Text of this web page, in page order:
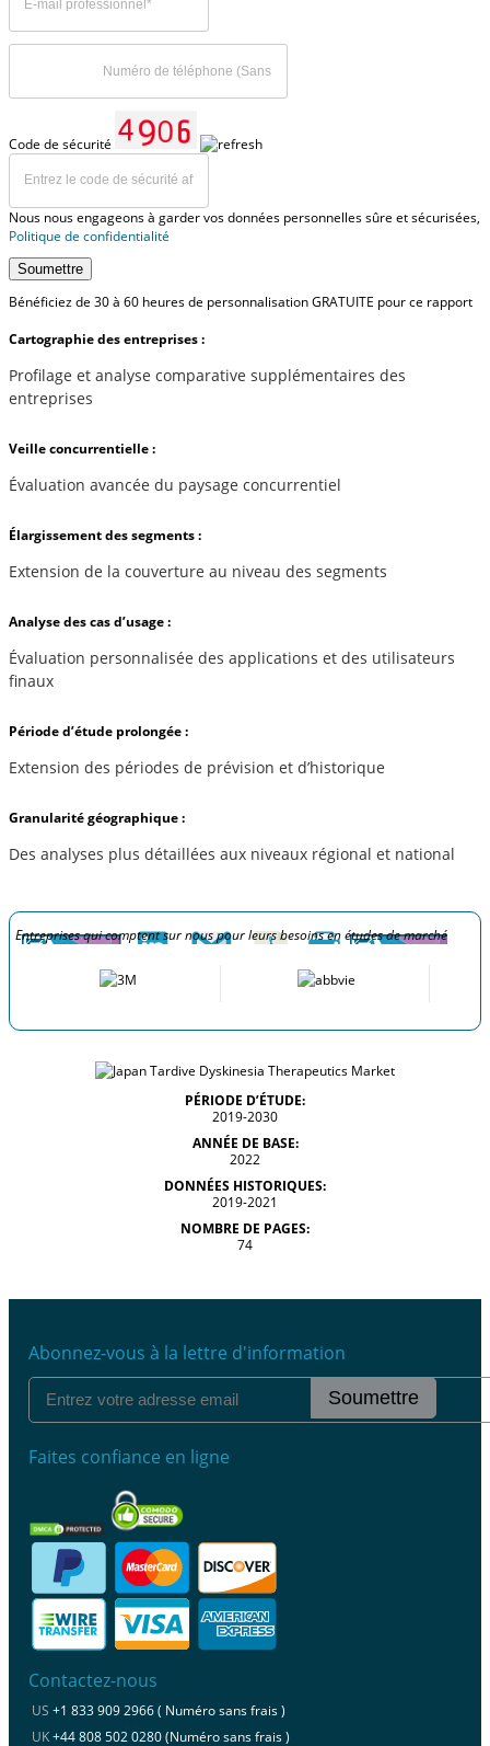
Code de sécurité
Nous nous engageons à garder vos données personnelles sûre et sécurisées,
Politique de confidentialité
Soumettre
Bénéficiez de 30 à 60 heures de personnalisation GRATUITE pour ce rapport
Cartographie des entreprises :
Profilage et analyse comparative supplémentaires des
entreprises
Veille concurrentielle :
Évaluation avancée du paysage concurrentiel
Élargissement des segments :
Extension de la couverture au niveau des segments
Analyse des cas d’usage :
Évaluation personnalisée des applications et des utilisateurs
finaux
Période d’étude prolongée :
Extension des périodes de prévision et d’historique
Granularité géographique :
Des analyses plus détaillées aux niveaux régional et national
Entreprises qui comptent sur nous pour leurs besoins en études de marché
PÉRIODE D’ÉTUDE:
2019-2030
ANNÉE DE BASE:
2022
DONNÉES HISTORIQUES:
2019-2021
NOMBRE DE PAGES:
74
Abonnez-vous à la lettre d'information
Soumettre
Faites confiance en ligne
Contactez-nous
US +1 833 909 2966 ( Numéro sans frais )
UK+44 808 502 0280 (Numéro sans frais )